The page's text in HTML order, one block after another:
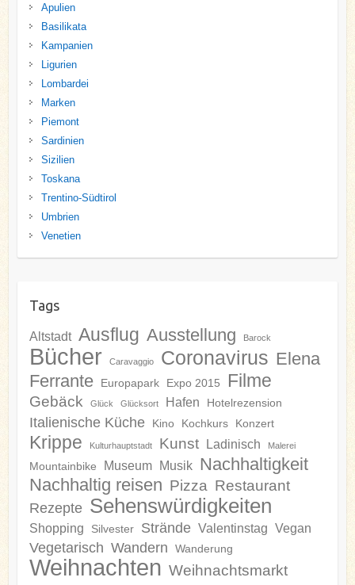
Apulien
Basilikata
Kampanien
Ligurien
Lombardei
Marken
Piemont
Sardinien
Sizilien
Toskana
Trentino-Südtirol
Umbrien
Venetien
Tags
Altstadt Ausflug Ausstellung Barock
Bücher Caravaggio Coronavirus Elena
Ferrante
Europapark Expo 2015 Filme
Gebäck Glück Glücksort Hafen Hotelrezension
Italienische Küche Kino Kochkurs Konzert
Krippe Kulturhauptstadt Kunst Ladinisch Malerei
Mountainbike Museum Musik Nachhaltigkeit
Nachhaltig reisen Pizza Restaurant
Rezepte Sehenswürdigkeiten
Shopping Silvester Strände Valentinstag Vegan
Vegetarisch Wandern Wanderung
Weihnachten Weihnachtsmarkt